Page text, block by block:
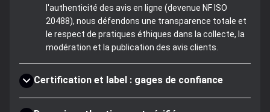
l'authenticité des avis en ligne (devenue NF ISO
20488), nous défendons une transparence totale et
le respect de pratiques éthiques dans la collecte, la
modération et la publication des avis clients.
Certification et label : gages de confiance